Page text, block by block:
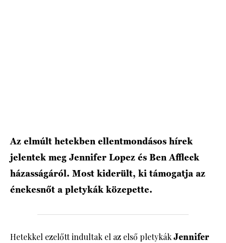
Az elmúlt hetekben ellentmondásos hírek
jelentek meg Jennifer Lopez és Ben Affleck
házasságáról. Most kiderült, ki támogatja az
énekesnőt a pletykák közepette.
Hetekkel ezelőtt indultak el az első pletykákJennifer